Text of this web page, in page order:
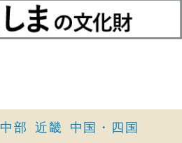
中部 近畿
中国・四国